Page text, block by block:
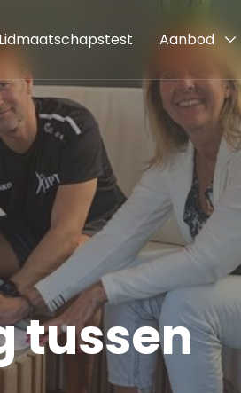
Lidmaatschapstest Aanbod
tussen